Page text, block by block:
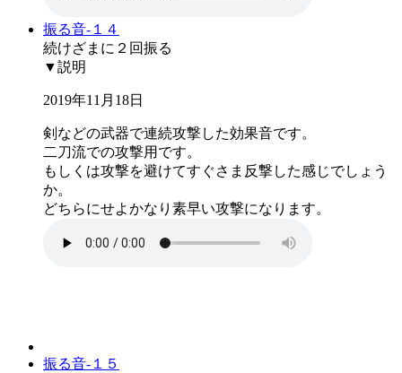
振る音-１４
続けざまに２回振る
▼説明
2019年11月18日
剣などの武器で連続攻撃した効果音です。
二刀流での攻撃用です。
もしくは攻撃を避けてすぐさま反撃した感じでしょう
か。
どちらにせよかなり素早い攻撃になります。
振る音-１５